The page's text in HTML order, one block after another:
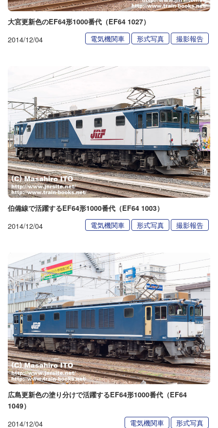
大宮更新色のEF64形1000番代（EF64 1027）
2014/12/04 電気機関車 形式写真 撮影報告
伯備線で活躍するEF64形1000番代（EF64 1003）
2014/12/04 電気機関車 形式写真 撮影報告
広島更新色の塗り分けで活躍するEF64形1000番代（EF64
1049）
2014/12/04 電気機関車 形式写真